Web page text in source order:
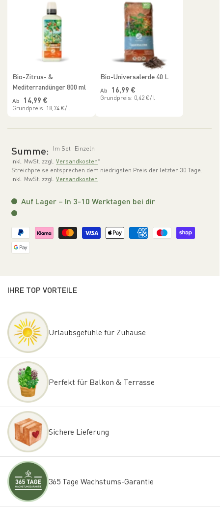
Bio-Zitrus- &
Mediterrandünger 800 ml
Ab Normaler Preis
14,99 €
Grundpreis: 18,74 €/ l
Bio-Universalerde 40 L
Ab Normaler Preis
16,99 €
Grundpreis: 0,42 €/ l
Summe: Im Set
Einzeln
inkl. MwSt. zzgl. Versandkosten*
Streichpreise entsprechen dem niedrigsten Preis der letzten 30 Tage.
inkl. MwSt. zzgl. Versandkosten
Auf Lager – In 3-10 Werktagen bei dir
IHRE TOP VORTEILE
Urlaubsgefühle für Zuhause
Perfekt für Balkon & Terrasse
Sichere Lieferung
365 Tage Wachstums-Garantie